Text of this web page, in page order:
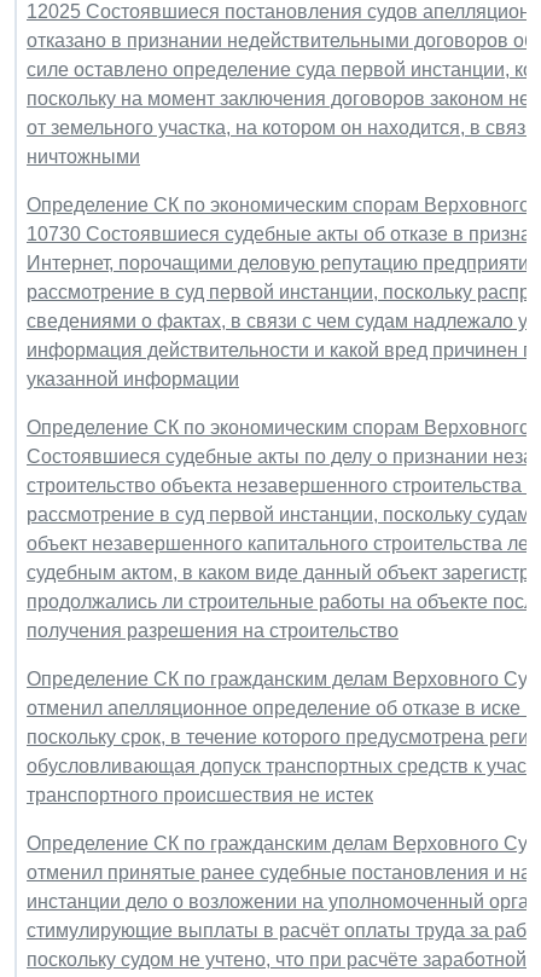
12025 Состоявшиеся постановления судов
отказано в признании недействительными договоров
силе оставлено определение суда первой инстанции,
поскольку на момент заключения договоров законом не
от земельного участка, на котором он находится, в
ничтожными
Определение СК по экономическим спорам
10730 Состоявшиеся судебные акты об отказе в
Интернет, порочащими деловую репутацию
рассмотрение в суд первой инстанции, поскольку
сведениями о фактах, в связи с чем судам надлежало
информация действительности и какой вред причинен
указанной информации
Определение СК по экономическим спорам Верховного
Состоявшиеся судебные акты по делу о признании
строительство объекта незавершенного
рассмотрение в суд первой инстанции, поскольку
объект незавершенного капитального строительства
судебным актом, в каком виде данный объект
продолжались ли строительные работы на объекте
получения разрешения на строительство
Определение СК по гражданским делам Верховного
отменил апелляционное определение об отказе в иске
поскольку срок, в течение которого предусмотрена
обусловливающая допуск транспортных средств к
транспортного происшествия не истек
Определение СК по гражданским делам Верховного
отменил принятые ранее судебные постановления и
инстанции дело о возложении на уполномоченный
стимулирующие выплаты в расчёт оплаты труда за
поскольку судом не учтено, что при расчёте